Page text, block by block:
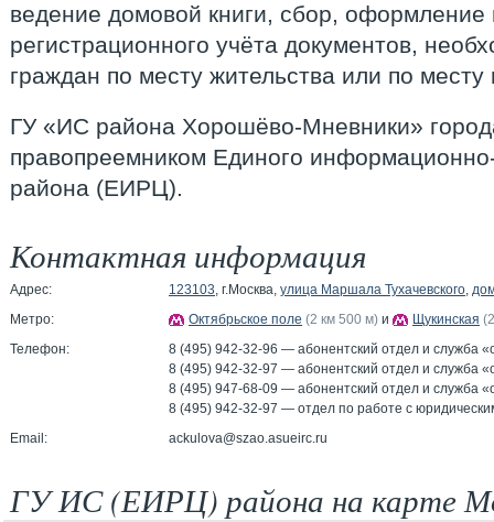
ведение домовой книги, сбор, оформление
регистрационного учёта документов,
граждан по месту жительства или по
ГУ «ИС района Хорошёво-Мневники»
правопреемником Единого
района (ЕИРЦ).
Контактная информация
Адрес: 123103, г.Москва, улица Маршала Тухачевского,
Метро:
Октябрьское поле (2 км 500 м) и Щукинская
Телефон:
8 (495) 942-32-96 — абонентский отдел и служба
8 (495) 942-32-97 — абонентский отдел и служба
8 (495) 947-68-09 — абонентский отдел и служба
8 (495) 942-32-97 — отдел по работе с
Email:
ackulova@szao.asueirc.ru
ГУ ИС (ЕИРЦ) района на карте